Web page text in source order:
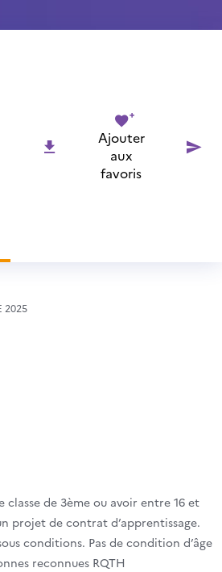
Ajouter
aux
favoris
2025
classe de 3ème ou avoir entre 16 et
projet de contrat d’apprentissage.
conditions. Pas de condition d’âge
reconnues RQTH